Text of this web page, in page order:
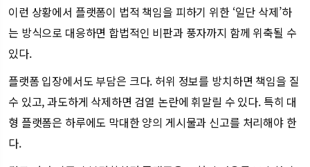
이런 상황에서 플랫폼이 법적 책임을 피하기 위한 ‘일단 삭제’하
는 방식으로 대응하면 합법적인 비판과 풍자까지 함께 위축될 수
있다.
플랫폼 입장에서도 부담은 크다. 허위 정보를 방치하면 책임을 질
수 있고, 과도하게 삭제하면 검열 논란에 휘말릴 수 있다. 특히 대
형 플랫폼은 하루에도 막대한 양의 게시물과 신고를 처리해야 한
다.